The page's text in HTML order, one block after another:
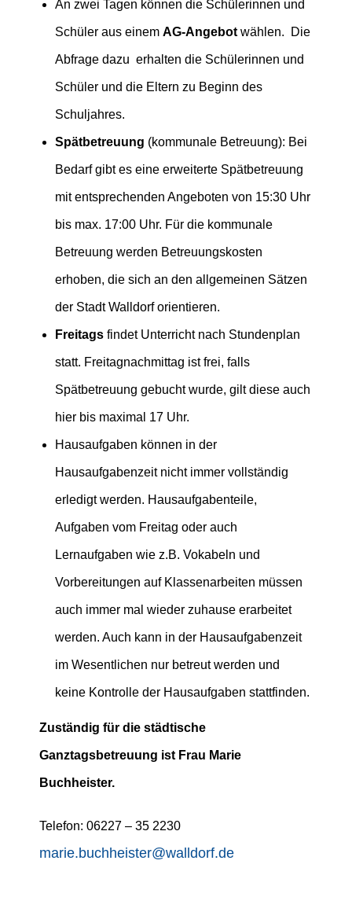
An zwei Tagen können die Schülerinnen und
Schüler aus einem AG-Angebot wählen. Die
Abfrage dazu erhalten die Schülerinnen und
Schüler und die Eltern zu Beginn des
Schuljahres.
Spätbetreuung (kommunale Betreuung): Bei
Bedarf gibt es eine erweiterte Spätbetreuung
mit entsprechenden Angeboten von 15:30 Uhr
bis max. 17:00 Uhr. Für die kommunale
Betreuung werden Betreuungskosten
erhoben, die sich an den allgemeinen Sätzen
der Stadt Walldorf orientieren.
Freitags findet Unterricht nach Stundenplan
statt. Freitagnachmittag ist frei, falls
Spätbetreuung gebucht wurde, gilt diese auch
hier bis maximal 17 Uhr.
Hausaufgaben können in der
Hausaufgabenzeit nicht immer vollständig
erledigt werden. Hausaufgabenteile,
Aufgaben vom Freitag oder auch
Lernaufgaben wie z.B. Vokabeln und
Vorbereitungen auf Klassenarbeiten müssen
auch immer mal wieder zuhause erarbeitet
werden. Auch kann in der Hausaufgabenzeit
im Wesentlichen nur betreut werden und
keine Kontrolle der Hausaufgaben stattfinden.
Zuständig für die städtische
Ganztagsbetreuung ist Frau Marie
Buchheister.
Telefon: 06227 – 35 2230
marie.buchheister@walldorf.de